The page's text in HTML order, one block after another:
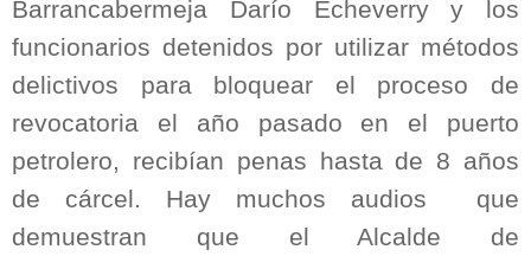
Barrancabermeja Darío Echeverry y los
funcionarios detenidos por utilizar métodos
delictivos para bloquear el proceso de
revocatoria el año pasado en el puerto
petrolero, recibían penas hasta de 8 años
de cárcel. Hay muchos audios que
demuestran que el Alcalde de